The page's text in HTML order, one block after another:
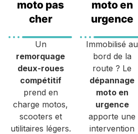
moto pas
cher
Un
remorquage
deux-roues
compétitif
prend en
charge motos,
scooters et
utilitaires légers.
moto en
urgence
Immobilisé au
bord de la
route ? Le
dépannage
moto en
urgence
apporte une
intervention